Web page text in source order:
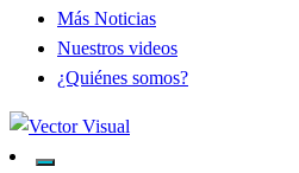
Más Noticias
Nuestros videos
¿Quiénes somos?